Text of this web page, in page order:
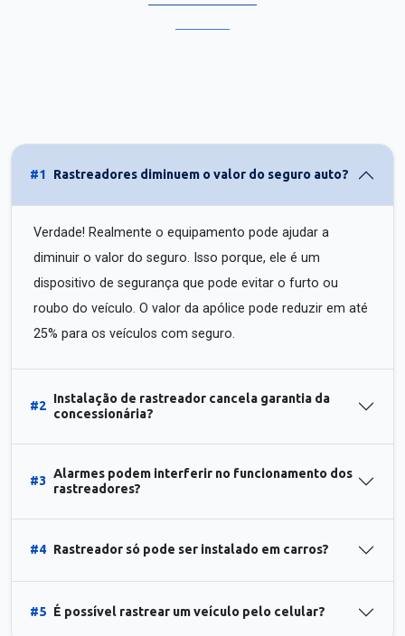
#1 Rastreadores diminuem o valor do seguro auto?
Verdade! Realmente o equipamento pode ajudar a
diminuir o valor do seguro. Isso porque, ele é um
dispositivo de segurança que pode evitar o furto ou
roubo do veículo. O valor da apólice pode reduzir em até
25% para os veículos com seguro.
#2
Instalação de rastreador cancela garantia da
concessionária?
#3
Alarmes podem interferir no funcionamento dos
rastreadores?
#4 Rastreador só pode ser instalado em carros?
#5 É possível rastrear um veículo pelo celular?